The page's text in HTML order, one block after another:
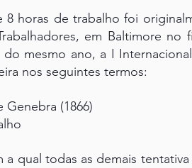
horas de trabalho foi
em Baltimore no
mesmo ano, a I
nos seguintes termos:
(1866)
a qual todas as demais